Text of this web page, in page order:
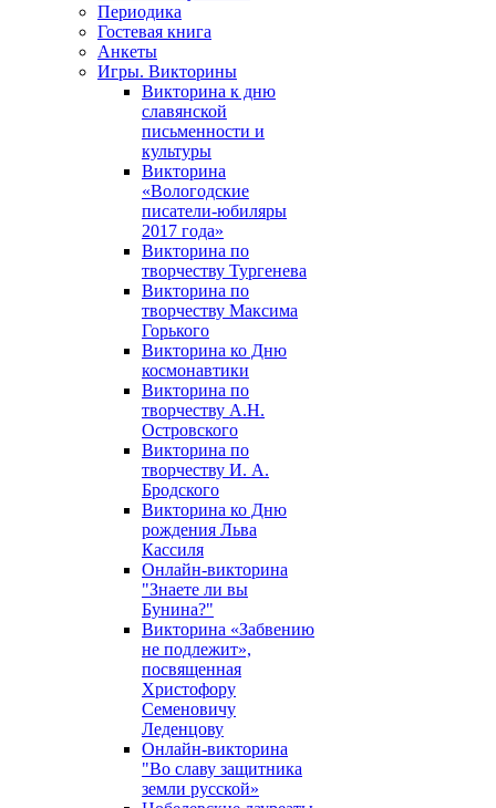
Периодика
Гостевая книга
Анкеты
Игры. Викторины
Викторина к дню
славянской
письменности и
культуры
Викторина
«Вологодские
писатели-юбиляры
2017 года»
Викторина по
творчеству Тургенева
Викторина по
творчеству Максима
Горького
Викторина ко Дню
космонавтики
Викторина по
творчеству А.Н.
Островского
Викторина по
творчеству И. А.
Бродского
Викторина ко Дню
рождения Льва
Кассиля
Онлайн-викторина
"Знаете ли вы
Бунина?"
Викторина «Забвению
не подлежит»,
посвященная
Христофору
Семеновичу
Леденцову
Онлайн-викторина
"Во славу защитника
земли русской»